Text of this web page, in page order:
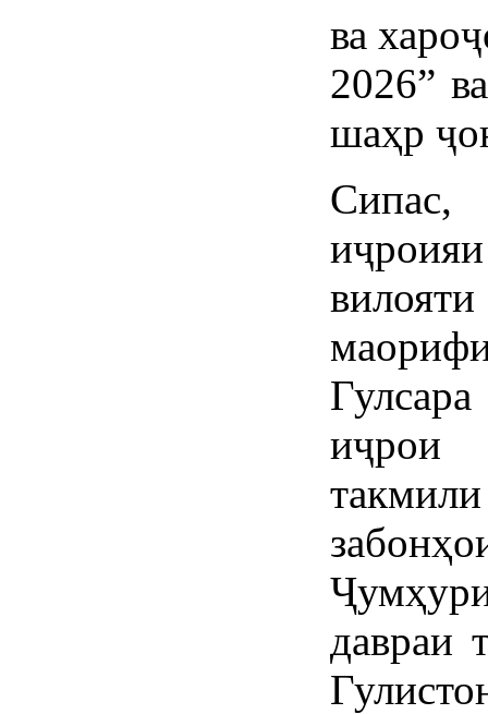
ва
2026”
шаҳр
иҷрои
давраи